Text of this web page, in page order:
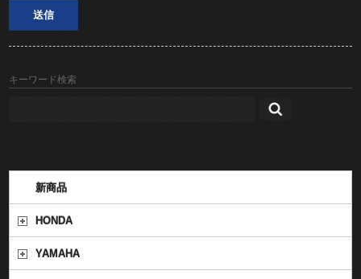
キーワード検索
新商品
HONDA
YAMAHA